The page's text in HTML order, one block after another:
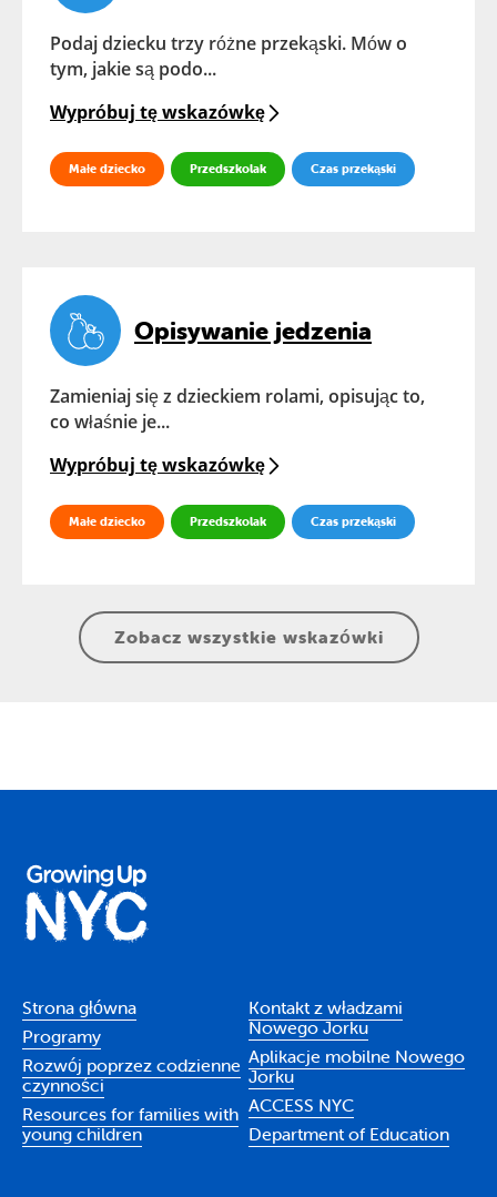
Podaj dziecku trzy różne przekąski. Mów o
tym, jakie są podo...
Wypróbuj tę wskazówkę
Małe dziecko Przedszkolak Czas przekąski
Opisywanie jedzenia
Zamieniaj się z dzieckiem rolami, opisując to,
co właśnie je...
Wypróbuj tę wskazówkę
Małe dziecko Przedszkolak Czas przekąski
Zobacz wszystkie wskazówki
Strona główna
Programy
Rozwój poprzez codzienne
czynności
Resources for families with
young children
Kontakt z władzami
Nowego Jorku
Aplikacje mobilne Nowego
Jorku
ACCESS NYC
Department of Education